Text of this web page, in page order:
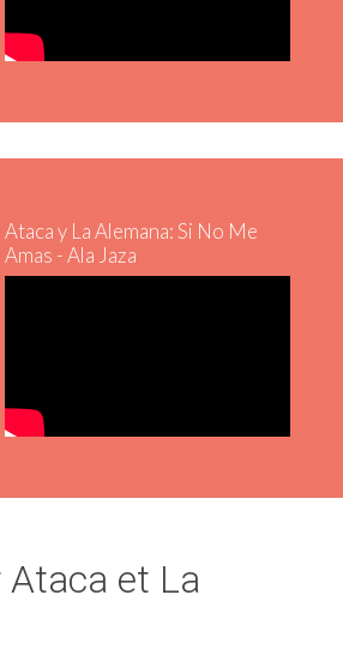
Ataca y La Alemana: Si No Me
Amas - Ala Jaza
Ataca et La